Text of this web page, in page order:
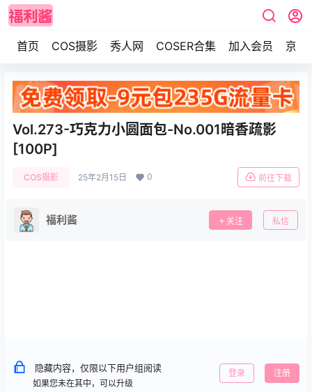
首页 COS摄影 秀人网 COSER合集 加入会员 京东
Vol.273-巧克力小圆面包-No.001暗香疏影
[100P]
COS摄影 25年2月15日 0 前往下载
福利酱 关注 私信
隐藏内容，仅限以下用户组阅读
如果您未在其中，可以升级
登录 注册